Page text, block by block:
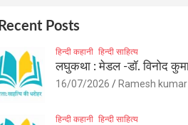
Recent Posts
हिन्दी कहानी हिन्दी साहित्य
लघुकथा : मेडल -डॉ. विनोद
16/07/2026 Ramesh
हिन्दी कहानी हिन्दी साहित्य